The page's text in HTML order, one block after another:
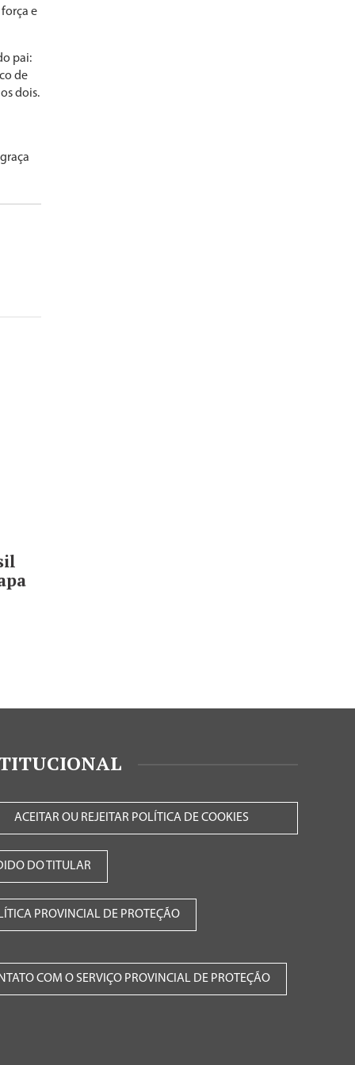
e
pai:
de
dois.
ACEITAR OU REJEITAR POLÍTICA DE COOKIES
DO TITULAR
PROVINCIAL DE PROTEÇÃO
COM O SERVIÇO PROVINCIAL DE PROTEÇÃO